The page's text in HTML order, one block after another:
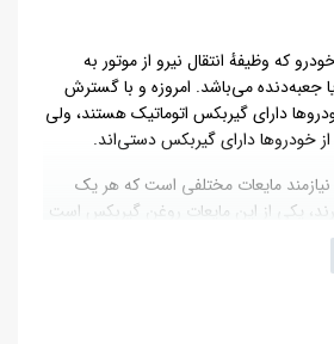
که وظیفهٔ انتقال نیرو از موتور به
جعبه‌دنده می‌باشد. امروزه و با گسترش
دارای گیربکس اتوماتیک هستند، ولی
خودروها دارای گیربکس دستی‌اند.
نیازمند مایعات مختلفی است که هر یک
یکی از این مایعات روغن گیربکس است
ریخته می‌شود تا از استهلاک
آورد.